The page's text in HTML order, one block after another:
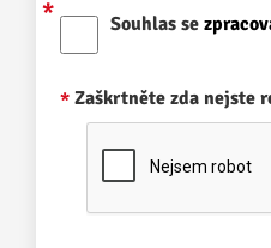
Souhlas se
Zaškrtněte zda nejste